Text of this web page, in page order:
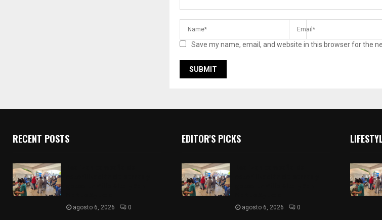
Save my name, email, and website in this browser for the
RECENT POSTS
agosto 6, 2026 0
EDITOR'S PICKS
agosto 6, 2026 0